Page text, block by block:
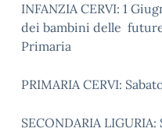
INFANZIA CERVI: 1
dei bambini delle
Primaria
PRIMARIA CERVI:
SECONDARIA